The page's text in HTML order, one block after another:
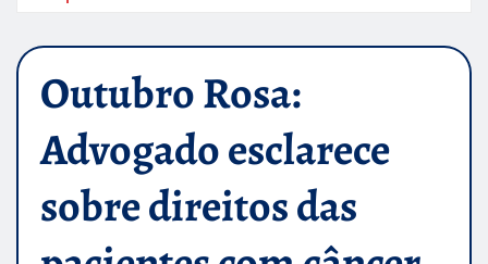
Outubro Rosa:
Advogado esclarece
sobre direitos das